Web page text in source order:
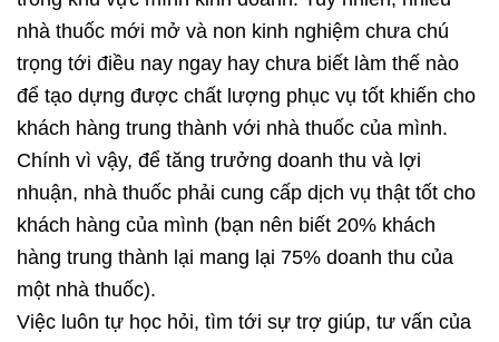
nhà thuốc mới mở và non kinh nghiệm chưa chú
trọng tới điều nay ngay hay chưa biết làm thế nào
để tạo dựng được chất lượng phục vụ tốt khiến cho
khách hàng trung thành với nhà thuốc của mình.
Chính vì vậy, để tăng trưởng doanh thu và lợi
nhuận, nhà thuốc phải cung cấp dịch vụ thật tốt cho
khách hàng của mình (bạn nên biết 20% khách
hàng trung thành lại mang lại 75% doanh thu của
một nhà thuốc).
Việc luôn tự học hỏi, tìm tới sự trợ giúp, tư vấn của